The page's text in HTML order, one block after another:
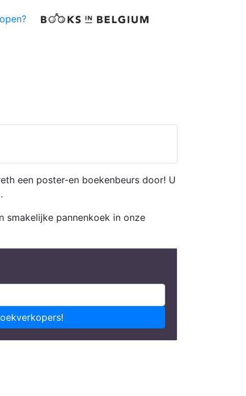
een poster-en boekenbeurs door! U
smakelijke pannenkoek in onze